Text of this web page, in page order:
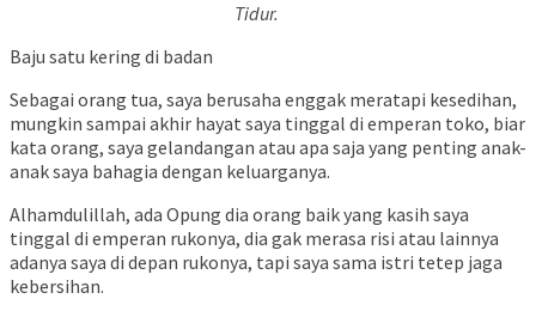
Tidur.
Baju satu kering di badan
Sebagai orang tua, saya berusaha enggak meratapi kesedihan,
mungkin sampai akhir hayat saya tinggal di emperan toko, biar
kata orang, saya gelandangan atau apa saja yang penting anak-
anak saya bahagia dengan keluarganya.
Alhamdulillah, ada Opung dia orang baik yang kasih saya
tinggal di emperan rukonya, dia gak merasa risi atau lainnya
adanya saya di depan rukonya, tapi saya sama istri tetep jaga
kebersihan.